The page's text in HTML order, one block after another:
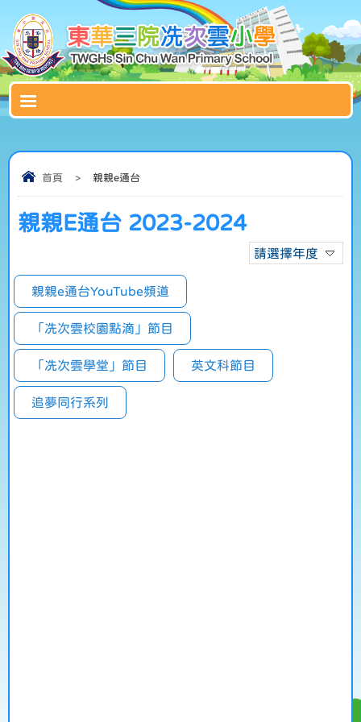
首頁 > 親親e通台
親親E通台 2023-2024
請選擇年度
親親e通台YouTube頻道
「冼次雲校園點滴」節目
「冼次雲學堂」節目 英文科節目
追夢同行系列